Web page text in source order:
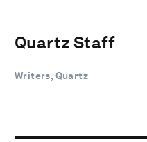
Quartz Staff
Writers, Quartz